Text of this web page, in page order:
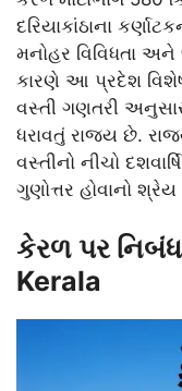
દરિયાકાંઠાના
મનોહર વિવિધતા અને
કારણે આ પ્રદેશ
વસ્તી ગણતરી
ધરાવતું રાજ્ય છે.
વસ્તીનો નીચો
ગુણોત્તર હોવાનો
કેરળ પર
Kerala